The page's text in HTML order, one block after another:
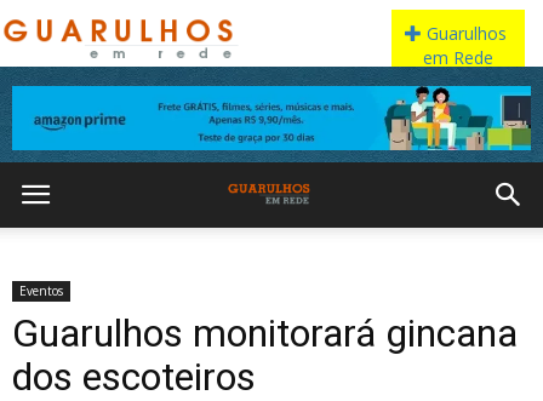
Eventos
Guarulhos monitorará gincana
dos escoteiros